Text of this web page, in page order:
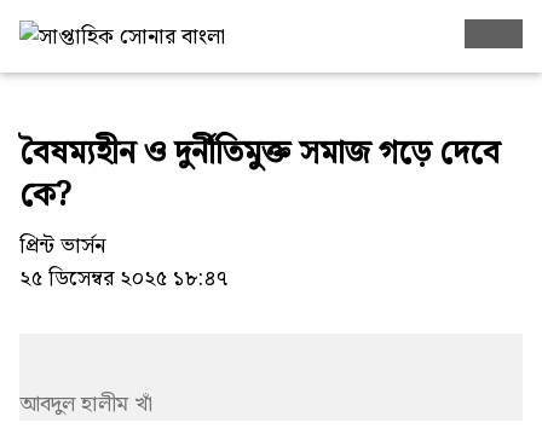
বৈষম্যহীন ও দুর্নীতিমুক্ত সমাজ গড়ে দেবে
কে?
প্রিন্ট ভার্সন
২৫ ডিসেম্বর ২০২৫ ১৮:৪৭
আবদুল হালীম খাঁ